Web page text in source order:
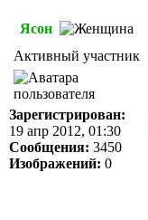
Ясон
Активный участник
Зарегистрирован:
19 апр 2012, 01:30
Сообщения: 3450
Изображений: 0